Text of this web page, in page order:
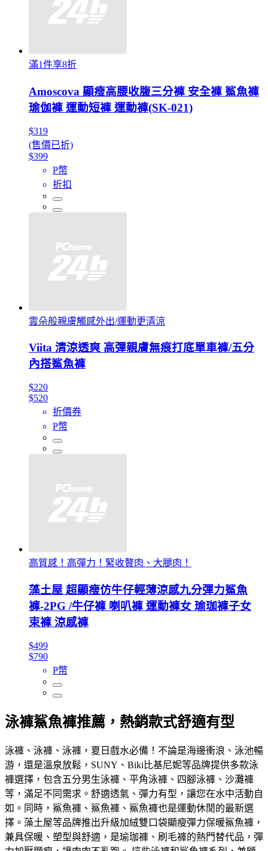
滿1件享8折
Amoscova 顯瘦高腰收腹三分褲 安全褲 鯊魚褲
瑜伽褲 運動短褲 運動褲(SK-021)
$319
(售價已折)
$399
P幣
折扣
雲朵般親膚觸感外出/運動更清涼
Viita 清涼透爽 高彈親膚無痕打底單車褲/五分
內搭鯊魚褲
$220
$520
折價券
P幣
高質感！高彈力！緊收贅肉、大腿肉！
藻土屋 超顯瘦仿牛仔輕薄涼感九分彈力鯊魚
褲-2PG /牛仔褲 喇叭褲 運動褲女 瑜珈褲子女
束褲 涼感褲
$499
$790
P幣
泳褲鯊魚褲推薦，熱銷款式舒適有型
泳褲、泳褲、泳褲，夏日戲水必備！不論是海邊衝浪、泳池暢
游，還是溫泉放鬆，SUNY、Biki比基尼妮等品牌提供多款泳
褲選擇，包含五分男生泳褲、平角泳褲、四腳泳褲、沙灘褲
等，滿足不同需求。舒適透氣、彈力有型，讓您在水中活動自
如。同時，鯊魚褲、鯊魚褲、鯊魚褲也是運動休閒的最新選
擇。藻土屋等品牌推出升級加絨雙口袋顯瘦彈力保暖鯊魚褲，
兼具保暖、塑型與舒適，是瑜珈褲、刷毛褲的熱門替代品，彈